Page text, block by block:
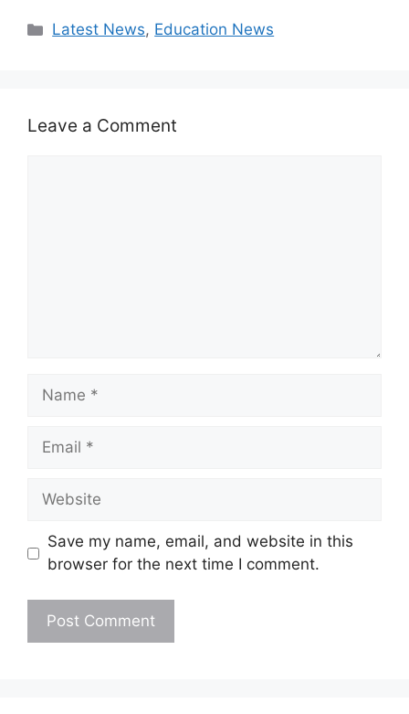
Categories
Latest News, Education News
Leave a Comment
Name
Email
Website
Save my name, email, and website in this
browser for the next time I comment.